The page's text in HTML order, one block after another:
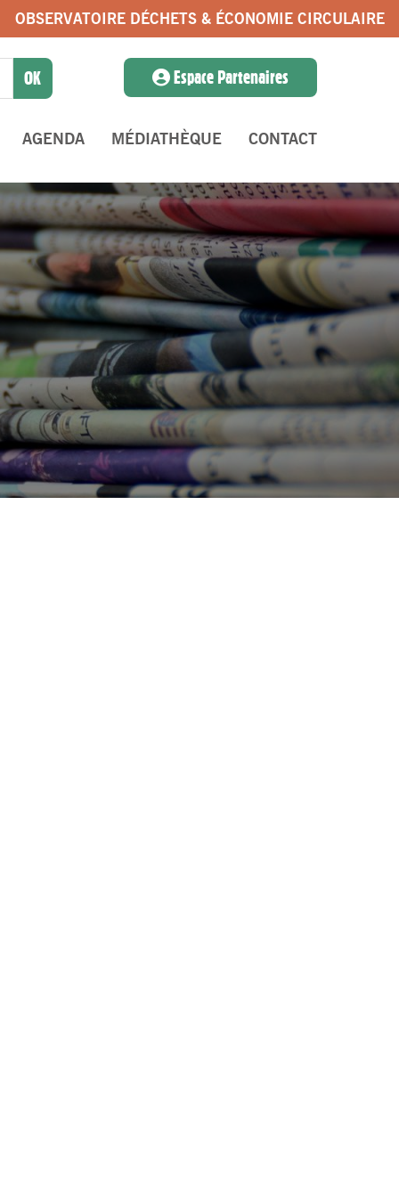
OBSERVATOIRE DÉCHETS & ÉCONOMIE CIRCULAIRE
Espace Partenaires
AGENDA MÉDIATHÈQUE CONTACT